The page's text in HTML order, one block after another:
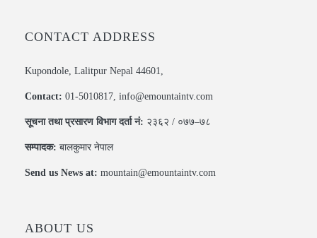
CONTACT ADDRESS
Kupondole, Lalitpur Nepal 44601,
Contact: 01-5010817, info@emountaintv.com
सूचना तथा प्रसारण विभाग दर्ता नं: २३६२ / ०७७–७८
सम्पादक: बालकुमार नेपाल
Send us News at: mountain@emountaintv.com
ABOUT US